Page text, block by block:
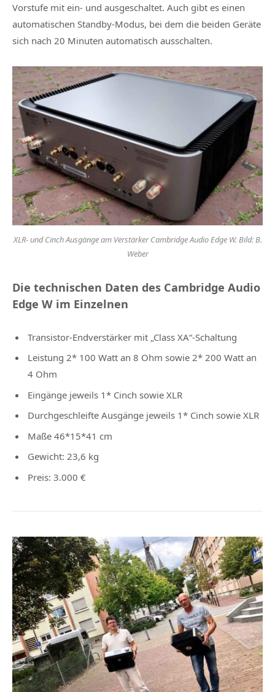
Vorstufe mit ein- und ausgeschaltet. Auch gibt es einen
automatischen Standby-Modus, bei dem die beiden Geräte
sich nach 20 Minuten automatisch ausschalten.
XLR- und Cinch Ausgänge am Verstärker Cambridge Audio Edge W. Bild: B.
Weber
Die technischen Daten des Cambridge Audio
Edge W im Einzelnen
Transistor-Endverstärker mit „Class XA“-Schaltung
Leistung 2* 100 Watt an 8 Ohm sowie 2* 200 Watt an
4 Ohm
Eingänge jeweils 1* Cinch sowie XLR
Durchgeschleifte Ausgänge jeweils 1* Cinch sowie XLR
Maße 46*15*41 cm
Gewicht: 23,6 kg
Preis: 3.000 €